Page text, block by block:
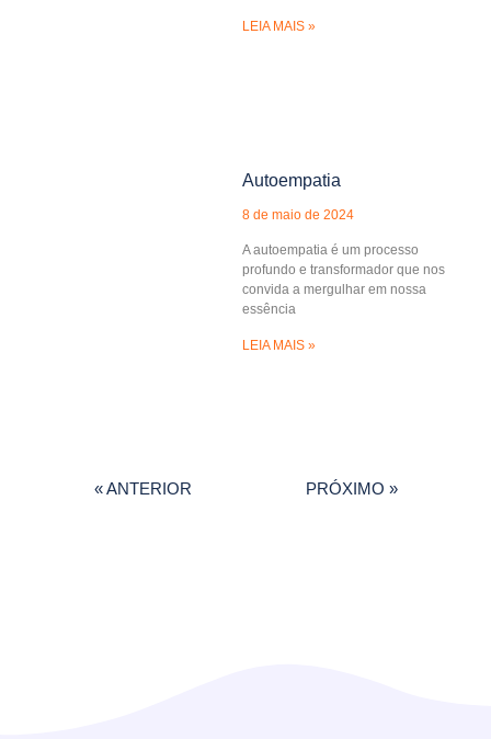
LEIA MAIS »
Autoempatia
8 de maio de 2024
A autoempatia é um processo
profundo e transformador que nos
convida a mergulhar em nossa
essência
LEIA MAIS »
« ANTERIOR PRÓXIMO »